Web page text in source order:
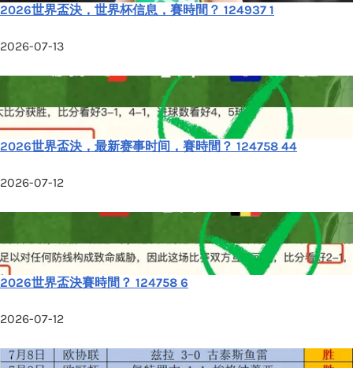
2026世界盃決，世界杯信息，賽時間？ 124937 1
2026-07-13
2026世界盃決，最新赛事时间，賽時間？ 124758 44
2026-07-12
2026世界盃決賽時間？ 124758 6
2026-07-12